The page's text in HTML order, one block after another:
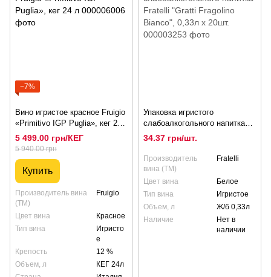
−7%
Вино игристое красное Fruigio
«Primitivo IGP Puglia», кег 24
л
5 499.00 грн/КЕГ
5 940.00 грн
Купить
Производитель вина
(ТМ)
Fruigio
Цвет вина
Красное
Тип вина
Игристо
е
Крепость
12 %
Объем, л
КЕГ 24л
Упаковка игристого
слабоалкогольного напитка
Fratelli "Gratti Fragolino
Bianco", 0,33л х 20шт.
34.37 грн/шт.
Производитель
вина (ТМ)
Fratelli
Цвет вина
Белое
Тип вина
Игристое
Объем, л
Ж/б 0,33л
Наличие
Нет в
наличии